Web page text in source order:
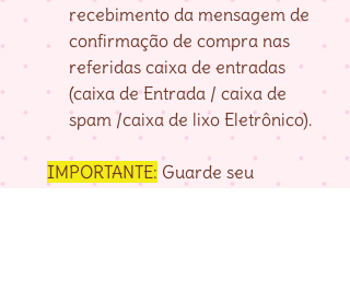
recebimento da mensagem de
confirmação de compra nas
referidas caixa de entradas
(caixa de Entrada / caixa de
spam /caixa de lixo Eletrônico).
IMPORTANTE: Guarde seu